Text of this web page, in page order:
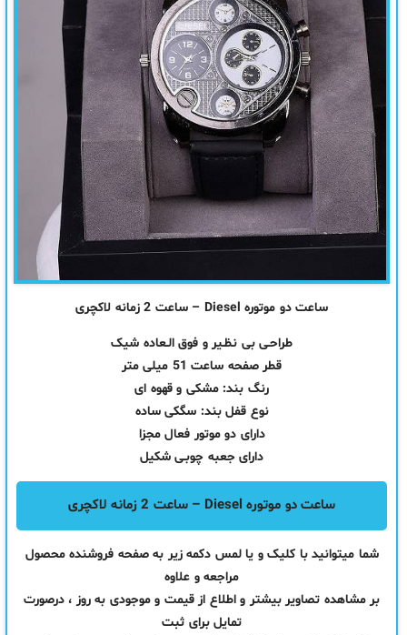
ساعت دو موتوره Diesel – ساعت 2 زمانه لاکچری
طراحـی بی نظـیر و فوق الـعاده شیک
قطر صفحه ساعت 51 میلی متر
رنگ بند: مشکی و قهوه ای
نوع قفل بند: سگکی ساده
دارای دو موتور فعال مجزا
دارای جعبه چوبـی شکیل
ساعت دو موتوره Diesel – ساعت 2 زمانه لاکچری
شما میتوانید با کلیک و یا لمس دکمه زیر به صفحه فروشنده محصول
مراجعه و علاوه
بر مشاهده تصاویر بیشتر و اطلاع از قیمت و موجودی به روز ، درصورت
تمایل برای ثبت